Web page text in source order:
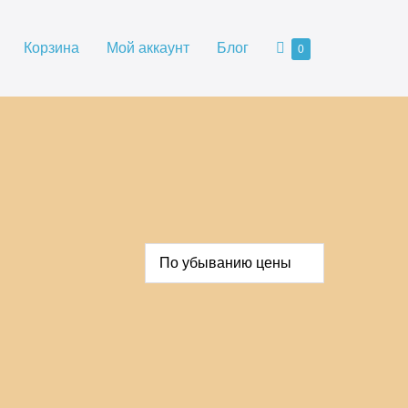
Корзина Мой аккаунт Блог Корзина
0Товары